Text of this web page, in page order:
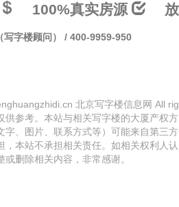
100%真实房源
写字楼顾问） / 400-9959-950
北京写字楼信息网 All
参考。本站与相关写字楼的大厦产权
、图片、联系方式等）可能来自第三
本站不承担相关责任。如相关权利人
或删除相关内容，非常感谢。